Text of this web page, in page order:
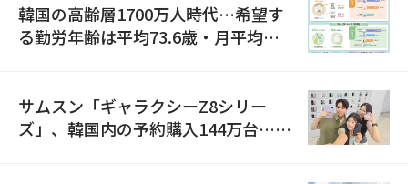
韓国の高齢層1700万人時代…希望す
る勤労年齢は平均73.6歳・月平均賃
サムスン「ギャラクシーZ8シリー
ズ」、韓国内の予約購入144万台…